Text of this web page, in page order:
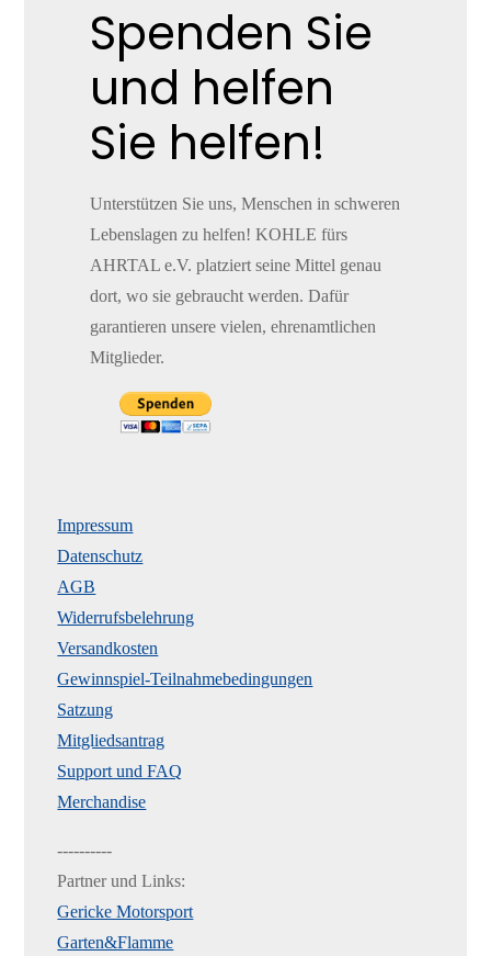
Spenden Sie
und helfen
Sie helfen!
Unterstützen Sie uns, Menschen in schweren
Lebenslagen zu helfen! KOHLE fürs
AHRTAL e.V. platziert seine Mittel genau
dort, wo sie gebraucht werden. Dafür
garantieren unsere vielen, ehrenamtlichen
Mitglieder.
Impressum
Datenschutz
AGB
Widerrufsbelehrung
Versandkosten
Gewinnspiel-Teilnahmebedingungen
Satzung
Mitgliedsantrag
Support und FAQ
Merchandise
----------
Partner und Links:
Gericke Motorsport
Garten&Flamme